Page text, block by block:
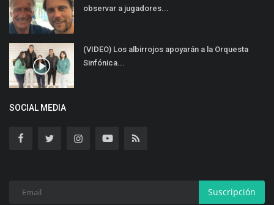
observar a jugadores...
(VIDEO) Los albirrojos apoyarán a la Orquesta
Sinfónica...
SOCIAL MEDIA
Suscripción